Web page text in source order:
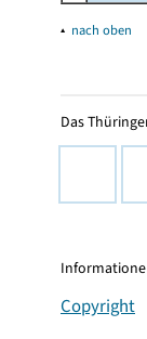
▴ nach oben
Das
Copyright